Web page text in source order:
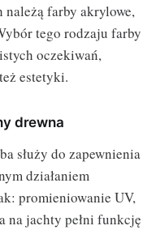
farby akrylowe,
tego rodzaju farby
oczekiwań,
estetyki.
drewna
służy do zapewnienia
działaniem
promieniowanie UV,
na jachty pełni funkcję